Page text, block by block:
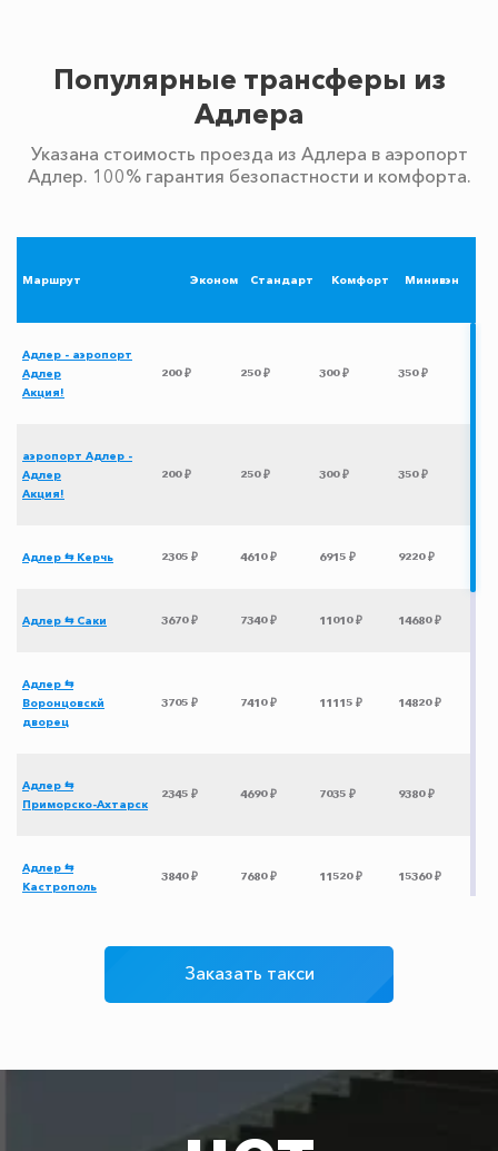
Популярные трансферы из
Адлера
Указана стоимость проезда из Адлера в аэропорт
Адлер. 100% гарантия безопастности и комфорта.
Маршрут Эконом Стандарт Комфорт Минивэн
Адлер - аэропорт
Адлер
Акция!
200 ₽ 250 ₽ 300 ₽ 350 ₽
аэропорт Адлер -
Адлер
Акция!
200 ₽ 250 ₽ 300 ₽ 350 ₽
Адлер ⇆ Керчь 2305 ₽ 4610 ₽ 6915 ₽ 9220 ₽
Адлер ⇆ Саки 3670 ₽ 7340 ₽ 11010 ₽ 14680 ₽
Адлер ⇆
Воронцовскй
дворец
3705 ₽ 7410 ₽ 11115 ₽ 14820 ₽
Адлер ⇆
Приморско-Ахтарск
2345 ₽ 4690 ₽ 7035 ₽ 9380 ₽
Адлер ⇆
Кастрополь
3840 ₽ 7680 ₽ 11520 ₽ 15360 ₽
Адлер ⇆ Тюмень 14975 ₽ 29950 ₽ 44925 ₽
Заказать такси